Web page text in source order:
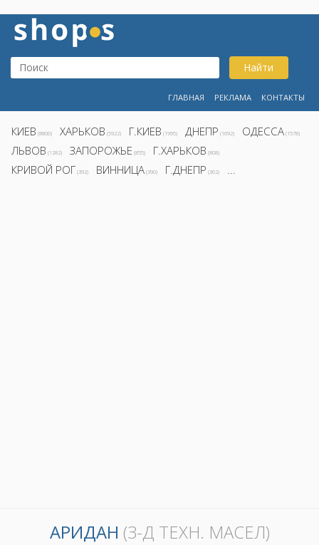
Найти
ГЛАВНАЯ РЕКЛАМА КОНТАКТЫ
КИЕВ (8800) ХАРЬКОВ (5922) Г.КИЕВ (1995) ДНЕПР (1692) ОДЕССА (1578)
ЛЬВОВ (1282) ЗАПОРОЖЬЕ (855) Г.ХАРЬКОВ (808)
КРИВОЙ РОГ (392) ВИННИЦА (390) Г.ДНЕПР (362) ...
АРИДАН (З-Д ТЕХН. МАСЕЛ)